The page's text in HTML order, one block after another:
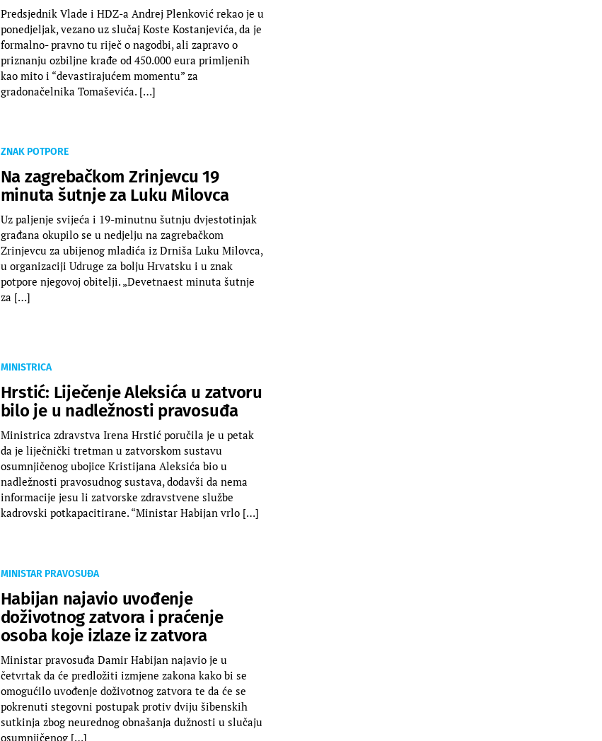
Predsjednik Vlade i HDZ-a Andrej Plenković rekao je u
ponedjeljak, vezano uz slučaj Koste Kostanjevića, da je
formalno- pravno tu riječ o nagodbi, ali zapravo o
priznanju ozbiljne krađe od 450.000 eura primljenih
kao mito i “devastirajućem momentu” za
gradonačelnika Tomaševića. […]
ZNAK POTPORE
Na zagrebačkom Zrinjevcu 19
minuta šutnje za Luku Milovca
Uz paljenje svijeća i 19-minutnu šutnju dvjestotinjak
građana okupilo se u nedjelju na zagrebačkom
Zrinjevcu za ubijenog mladića iz Drniša Luku Milovca,
u organizaciji Udruge za bolju Hrvatsku i u znak
potpore njegovoj obitelji. „Devetnaest minuta šutnje
za […]
MINISTRICA
Hrstić: Liječenje Aleksića u zatvoru
bilo je u nadležnosti pravosuđa
Ministrica zdravstva Irena Hrstić poručila je u petak
da je liječnički tretman u zatvorskom sustavu
osumnjičenog ubojice Kristijana Aleksića bio u
nadležnosti pravosudnog sustava, dodavši da nema
informacije jesu li zatvorske zdravstvene službe
kadrovski potkapacitirane. “Ministar Habijan vrlo […]
MINISTAR PRAVOSUĐA
Habijan najavio uvođenje
doživotnog zatvora i praćenje
osoba koje izlaze iz zatvora
Ministar pravosuđa Damir Habijan najavio je u
četvrtak da će predložiti izmjene zakona kako bi se
omogućilo uvođenje doživotnog zatvora te da će se
pokrenuti stegovni postupak protiv dviju šibenskih
sutkinja zbog neurednog obnašanja dužnosti u slučaju
osumnjičenog […]